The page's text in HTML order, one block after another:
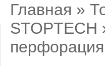
Главная »
STOPTECH